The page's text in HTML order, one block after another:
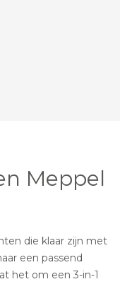
Meppel
die klaar zijn met
een passend
het om een 3-in-1